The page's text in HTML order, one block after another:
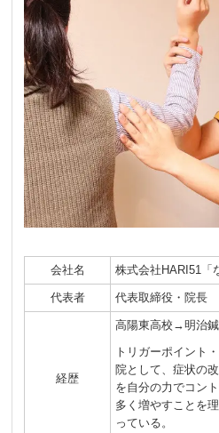
会社名 株式会社HARI51「
代表者 代表取締役・院長
経歴
高陽東高校→明治
トリガーポイント
院として、症状の
を自分の力でコン
多く増やすことを
っている。